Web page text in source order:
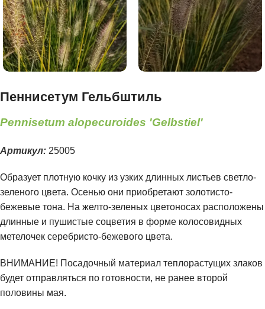
Пеннисетум Гельбштиль
Pennisetum alopecuroides 'Gelbstiel'
Артикул: 25005
Образует плотную кочку из узких длинных листьев светло-
зеленого цвета. Осенью они приобретают золотисто-
бежевые тона. На желто-зеленых цветоносах расположены
длинные и пушистые соцветия в форме колосовидных
метелочек серебристо-бежевого цвета.
ВНИМАНИЕ! Посадочный материал теплорастущих злаков
будет отправляться по готовности, не ранее второй
половины мая.